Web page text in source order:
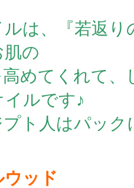
ルは、『若返
の
めてくれて、
ルです♪
ト人はパック
ッド